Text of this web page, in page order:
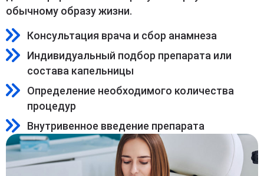
обычному образу жизни.
Консультация врача и сбор анамнеза
Индивидуальный подбор препарата или
состава капельницы
Определение необходимого количества
процедур
Внутривенное введение препарата